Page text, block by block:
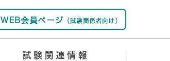
WEB会員ページ （試験関係者向け）
試験関連情報